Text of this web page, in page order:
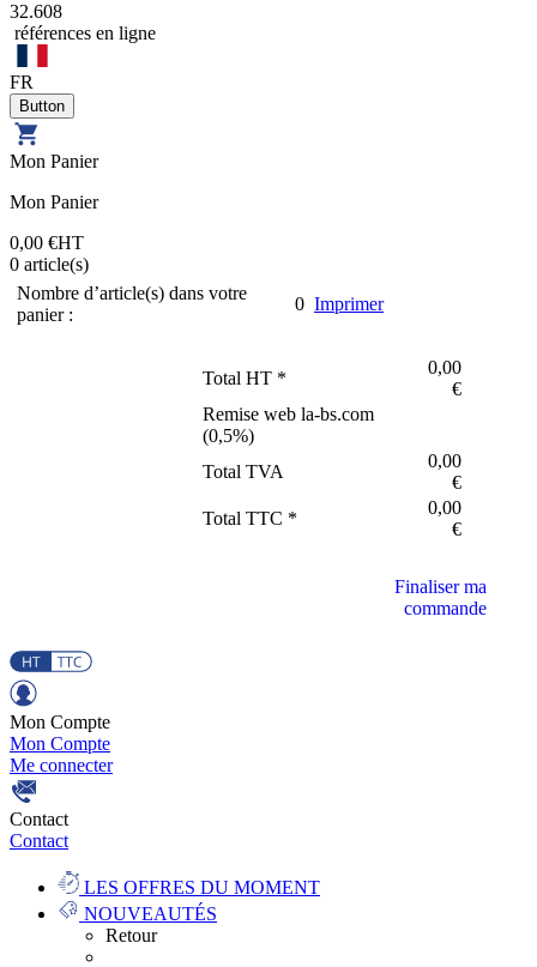
32.608
références en ligne
FR
Mon Panier
Mon Panier
0,00 €HT
0 article(s)
Nombre d’article(s) dans votre
panier :
0 Imprimer
Total HT *
0,00
€
Remise web la-bs.com
(0,5%)
Total TVA
0,00
€
Total TTC *
0,00
€
Finaliser ma
commande
Mon Compte
Mon Compte
Me connecter
Contact
Contact
LES OFFRES DU MOMENT
NOUVEAUTÉS
Retour